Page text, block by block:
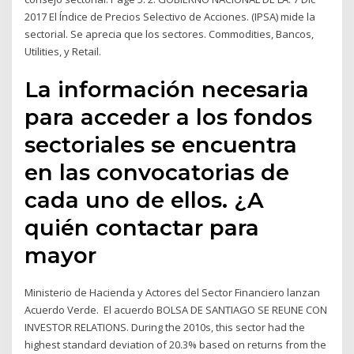
2017 El Índice de Precios Selectivo de Acciones. (IPSA) mide la
sectorial. Se aprecia que los sectores. Commodities, Bancos,
Utilities, y Retail.
La información necesaria
para acceder a los fondos
sectoriales se encuentra
en las convocatorias de
cada uno de ellos. ¿A
quién contactar para
mayor
Ministerio de Hacienda y Actores del Sector Financiero lanzan
Acuerdo Verde. ​ El acuerdo BOLSA DE SANTIAGO SE REUNE CON
INVESTOR RELATIONS. During the 2010s, this sector had the
highest standard deviation of 20.3% based on returns from the